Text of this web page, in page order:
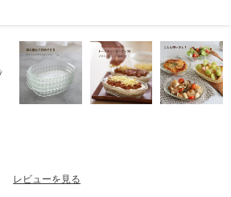
レビューを見る